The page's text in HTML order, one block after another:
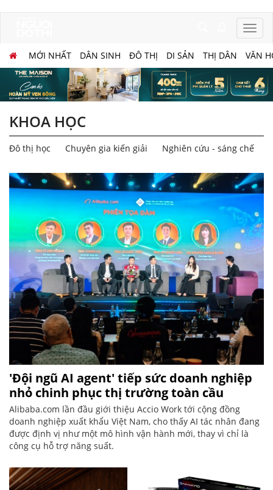
MỚI NHẤT DÂN SINH ĐÔ THỊ DI SẢN THỊ DÂN VĂN
KHOA HỌC
Đô thị học Chuyên gia kiến giải Nghiên cứu - sáng chế
'Đội ngũ AI agent' tiếp sức doanh nghiệp
nhỏ chinh phục thị trường toàn cầu
Alibaba.com lần đầu giới thiệu Accio Work tới cộng đồng
doanh nghiệp xuất khẩu Việt Nam, cho thấy AI tác nhân đang
được định vị như một mô hình vận hành mới, thay vì chỉ là
công cụ hỗ trợ năng suất.